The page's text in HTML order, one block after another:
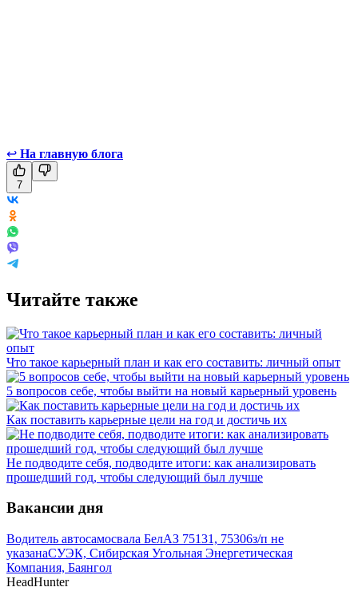
↩ На главную блога
7
Читайте также
Что такое карьерный план и как его составить: личный опыт
5 вопросов себе, чтобы выйти на новый карьерный уровень
Как поставить карьерные цели на год и достичь их
Не подводите себя, подводите итоги: как анализировать
прошедший год, чтобы следующий был лучше
Вакансии дня
Водитель автосамосвала БелАЗ 75131, 75306з/п не
указанаСУЭК, Сибирская Угольная Энергетическая
Компания, Баянгол
HeadHunter